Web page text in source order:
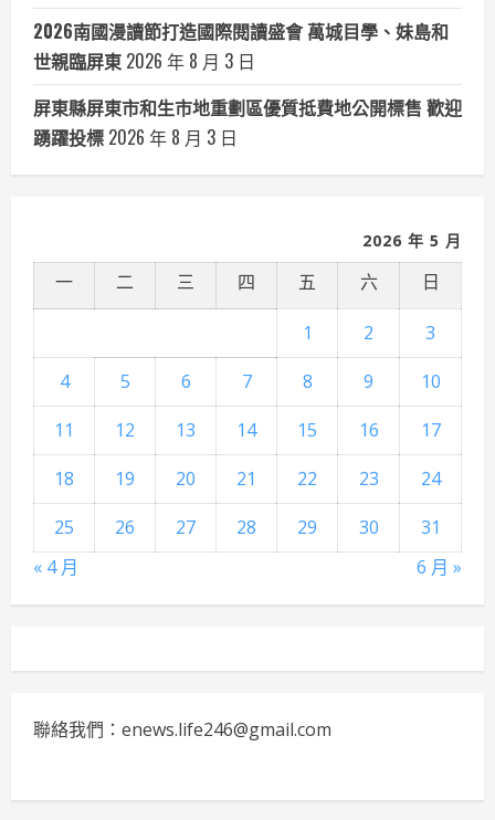
2026南國漫讀節打造國際閱讀盛會 萬城目學、妹島和
世親臨屏東 2026 年 8 月 3 日
屏東縣屏東市和生市地重劃區優質抵費地公開標售 歡迎
踴躍投標 2026 年 8 月 3 日
2026 年 5 月
一 二 三 四 五 六 日
1 2
3
4
5 6 7 8 9
10
11
12 13 14 15 16
17
18
19 20 21 22 23
24
25
26 27 28 29 30
31
« 4 月
6 月 »
聯絡我們：enews.life246@gmail.com